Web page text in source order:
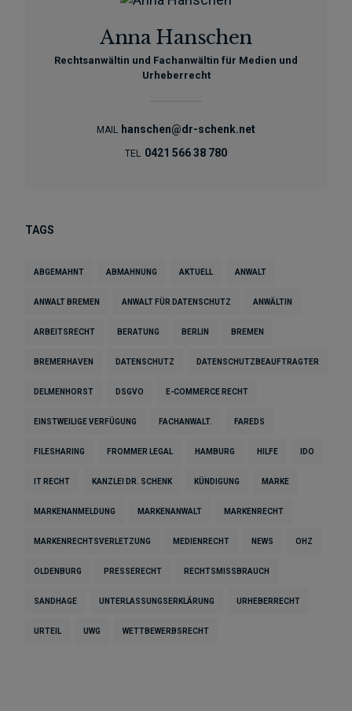
Anna Hanschen
Rechtsanwältin und Fachanwältin für Medien und
Urheberrecht
MAIL hanschen@dr-schenk.net
TEL 0421 566 38 780
TAGS
ABGEMAHNT ABMAHNUNG AKTUELL ANWALT
ANWALT BREMEN ANWALT FÜR DATENSCHUTZ ANWÄLTIN
ARBEITSRECHT BERATUNG BERLIN BREMEN
BREMERHAVEN DATENSCHUTZ DATENSCHUTZBEAUFTRAGTER
DELMENHORST DSGVO E-COMMERCE RECHT
EINSTWEILIGE VERFÜGUNG FACHANWALT. FAREDS
FILESHARING FROMMER LEGAL HAMBURG HILFE IDO
IT RECHT KANZLEI DR. SCHENK KÜNDIGUNG MARKE
MARKENANMELDUNG MARKENANWALT MARKENRECHT
MARKENRECHTSVERLETZUNG MEDIENRECHT NEWS OHZ
OLDENBURG PRESSERECHT RECHTSMISSBRAUCH
SANDHAGE UNTERLASSUNGSERKLÄRUNG URHEBERRECHT
URTEIL UWG WETTBEWERBSRECHT